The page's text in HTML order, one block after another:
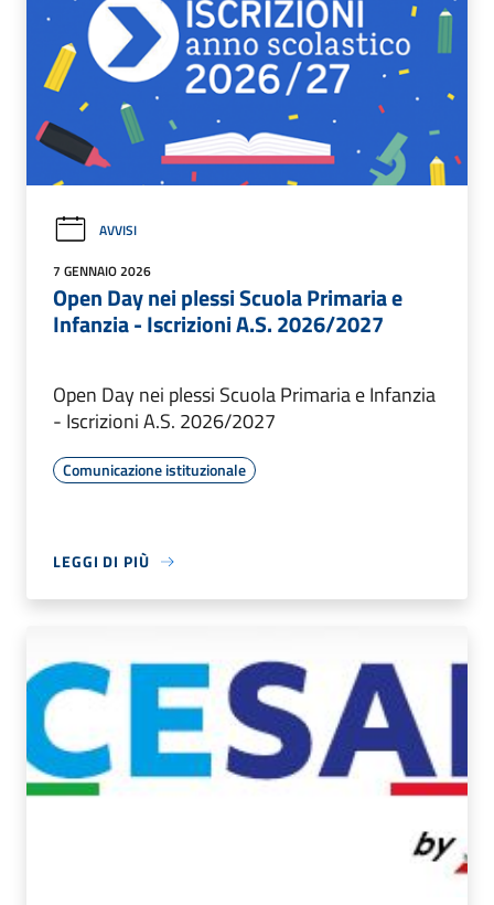
AVVISI
7 GENNAIO 2026
Open Day nei plessi Scuola Primaria e
Infanzia - Iscrizioni A.S. 2026/2027
Open Day nei plessi Scuola Primaria e Infanzia
- Iscrizioni A.S. 2026/2027
Comunicazione istituzionale
LEGGI DI PIÙ